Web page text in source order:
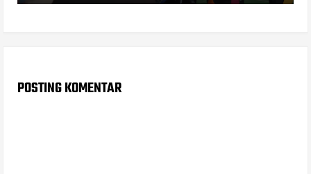
POSTING KOMENTAR